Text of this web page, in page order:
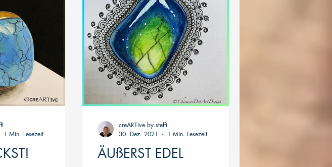
1 Min. Lesezeit
ÄUßERST EDEL
creARTive.by.steffi
30. Dez. 2021
1 Min. Lesezeit